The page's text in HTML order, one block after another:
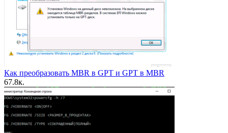
Как преобразовать MBR в GPT и GPT в MBR
67.8к.